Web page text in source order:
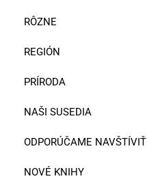
RÔZNE
REGIÓN
PRÍRODA
NAŠI SUSEDIA
ODPORÚČAME NAVŠTÍVIŤ
NOVÉ KNIHY